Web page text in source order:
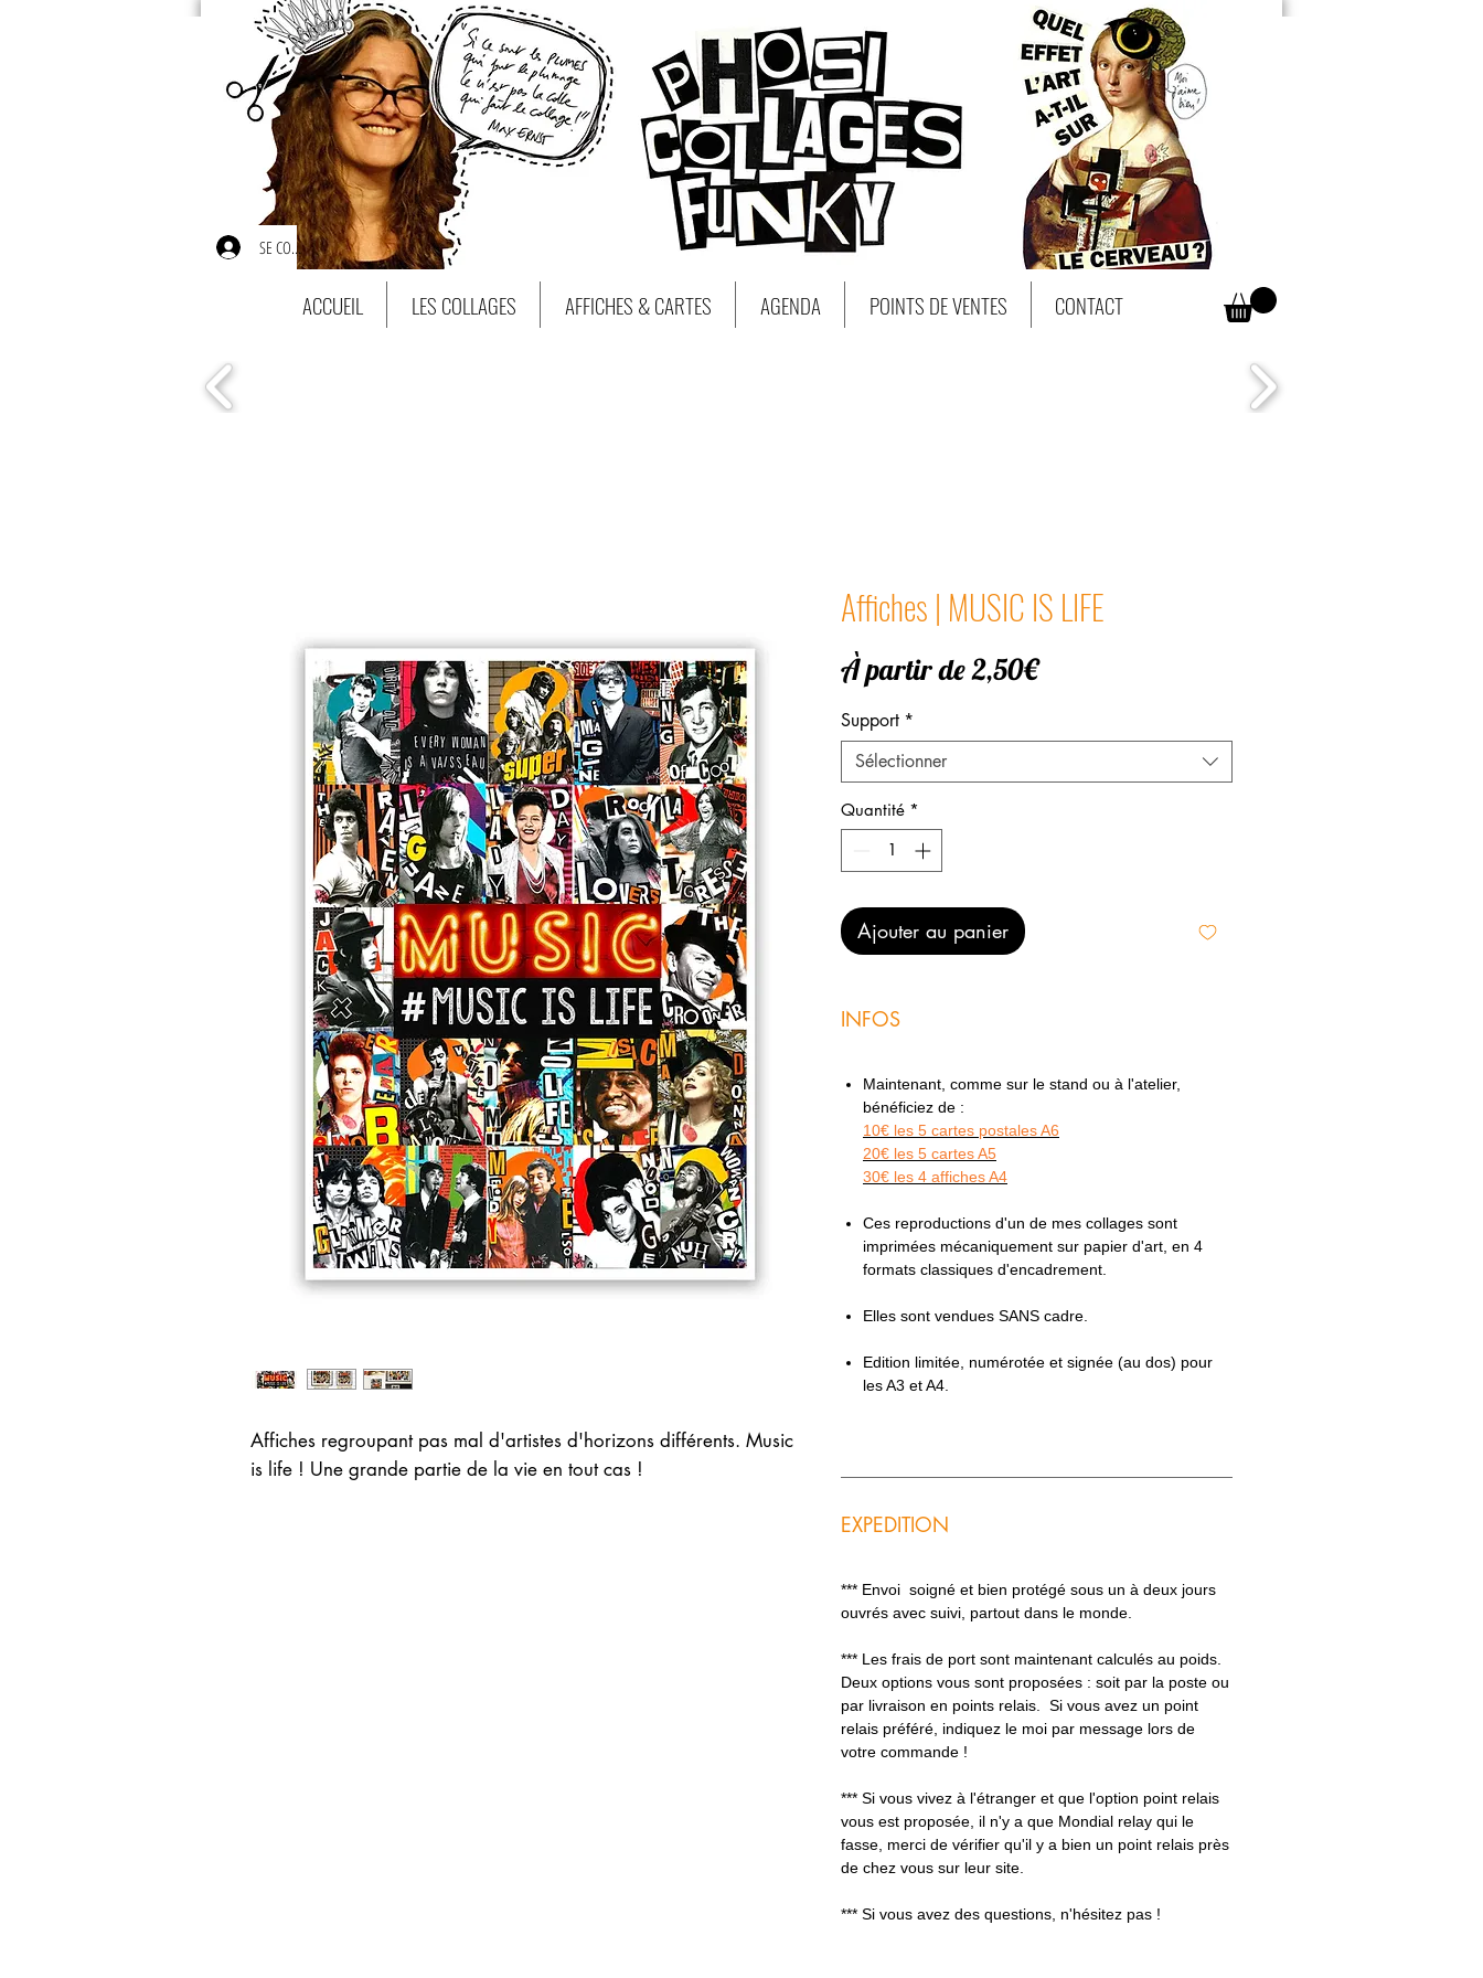
SE CONNECTER
ACCUEIL LES COLLAGES AFFICHES & CARTES AGENDA POINTS DE VENTES CONTACT
Affiches regroupant pas mal d'artistes d'horizons différents. Music
is life ! Une grande partie de la vie en tout cas !
Affiches | MUSIC IS LIFE
À partir de2,50€Prix
Support *
Sélectionner
Quantité *
Ajouter au panier
INFOS
Maintenant, comme sur le stand ou à l'atelier,
bénéficiez de :
10€ les 5 cartes postales A6
20€ les 5 cartes A5
30€ les 4 affiches A4
Ces reproductions d'un de mes collages sont
imprimées mécaniquement sur papier d'art, en 4
formats classiques d'encadrement.
Elles sont vendues SANS cadre.
Edition limitée, numérotée et signée (au dos) pour
les A3 et A4.
EXPEDITION
*** Envoi soigné et bien protégé sous un à deux jours
ouvrés avec suivi, partout dans le monde.
*** Les frais de port sont maintenant calculés au poids.
Deux options vous sont proposées : soit par la poste ou
par livraison en points relais. Si vous avez un point
relais préféré, indiquez le moi par message lors de
votre commande !
*** Si vous vivez à l'étranger et que l'option point relais
vous est proposée, il n'y a que Mondial relay qui le
fasse, merci de vérifier qu'il y a bien un point relais près
de chez vous sur leur site.
*** Si vous avez des questions, n'hésitez pas !